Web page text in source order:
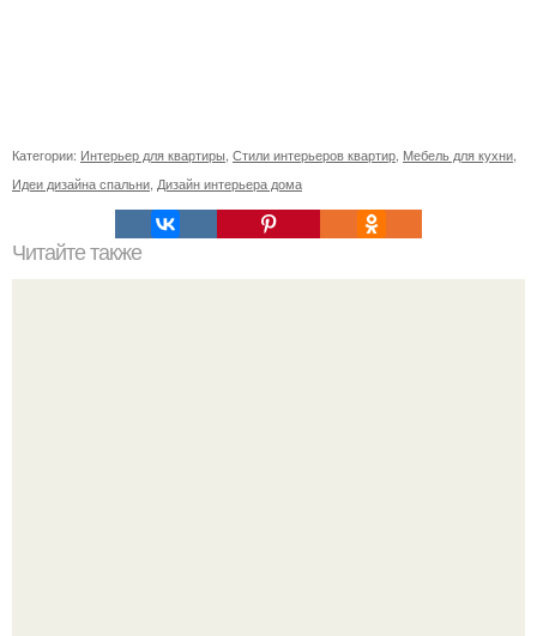
Категории: Интерьер для квартиры Стили интерьеров квартир Мебель для кухни
Идеи дизайна спальни Дизайн интерьера дома
Читайте также